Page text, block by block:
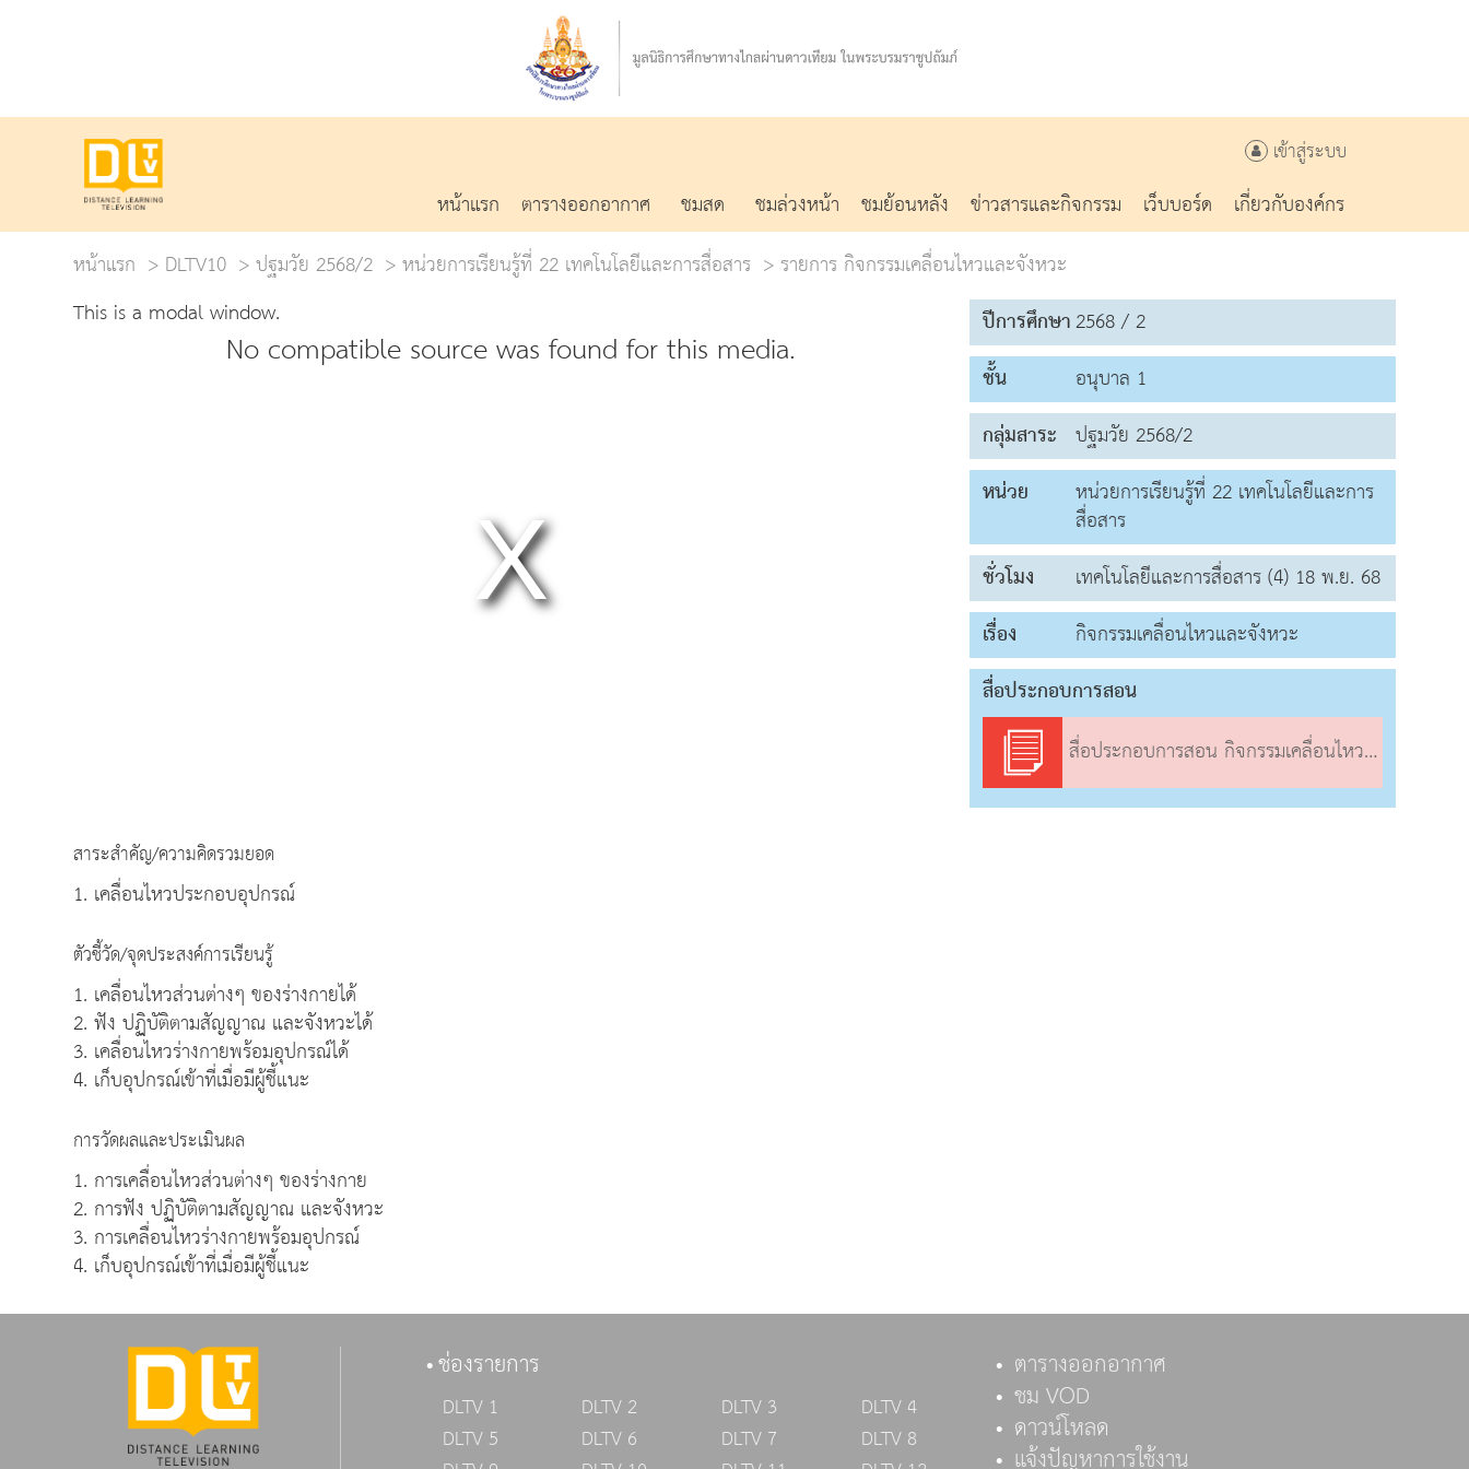
เข้าสู่ระบบ
หน้าแรก ตารางออกอากาศ ชมสด ชมล่วงหน้า ชมย้อนหลัง ข่าวสารและกิจกรรม เว็บบอร์ด
เกี่ยวกับองค์กร
หน้าแรก
DLTV10 ปฐมวัย 2568/2 หน่วยการเรียนรู้ที่ 22 เทคโนโลยีและการสื่อสาร
รายการ กิจกรรมเคลื่อนไหวและจังหวะ
This is a modal window.
No compatible source was found for this media.
สาระสำคัญ/ความคิดรวมยอด
1. เคลื่อนไหวประกอบอุปกรณ์
ตัวชี้วัด/จุดประสงค์การเรียนรู้
1. เคลื่อนไหวส่วนต่างๆ ของร่างกายได้
2. ฟัง ปฏิบัติตามสัญญาณ และจังหวะได้
3. เคลื่อนไหวร่างกายพร้อมอุปกรณ์ได้
4. เก็บอุปกรณ์เข้าที่เมื่อมีผู้ชี้แนะ
การวัดผลและประเมินผล
1. การเคลื่อนไหวส่วนต่างๆ ของร่างกาย
2. การฟัง ปฏิบัติตามสัญญาณ และจังหวะ
3. การเคลื่อนไหวร่างกายพร้อมอุปกรณ์
4. เก็บอุปกรณ์เข้าที่เมื่อมีผู้ชี้แนะ
ปีการศึกษา2568 / 2
ชั้น
อนุบาล 1
กลุ่มสาระ ปฐมวัย 2568/2
หน่วย
หน่วยการเรียนรู้ที่ 22 เทคโนโลยีและการ
สื่อสาร
ชั่วโมง
เทคโนโลยีและการสื่อสาร (4) 18 พ.ย. 68
เรื่อง
กิจกรรมเคลื่อนไหวและจังหวะ
สื่อประกอบการสอน
สื่อประกอบการสอน กิจกรรมเคลื่อนไหวและจังหวะ
ช่องรายการ
DLTV 1 DLTV 2 DLTV 3
DLTV 4
DLTV 5
DLTV 6 DLTV 7
DLTV 8
ตารางออกอากาศ
ชม VOD
ดาวน์โหลด
แจ้งปัญหาการใช้งาน